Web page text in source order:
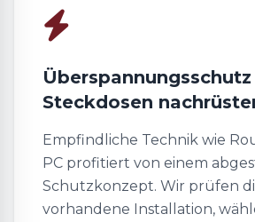
Steckdosen
Empfindliche Technik wie
PC profitiert von einem
Schutzkonzept. Wir prüfen
vorhandene Installation,